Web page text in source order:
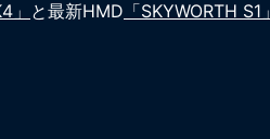
」 と最新HMD 「SKYWORTH S1」